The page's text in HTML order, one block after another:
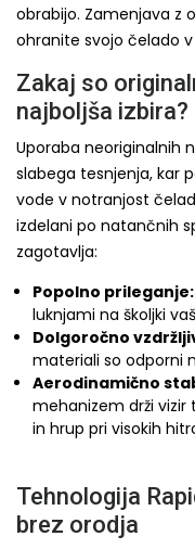
obrabijo. Zamenjava z
ohranite svojo čelado
Zakaj so
najboljša izbira?
Uporaba neoriginalnih
slabega tesnjenja, kar
vode v notranjost
izdelani po natančnih
zagotavlja:
Popolno prileganje:
luknjami na školjki
Dolgoročno
materiali so odporni
Aerodinamično
mehanizem drži vizir
in hrup pri visokih
Tehnologija
brez orodja